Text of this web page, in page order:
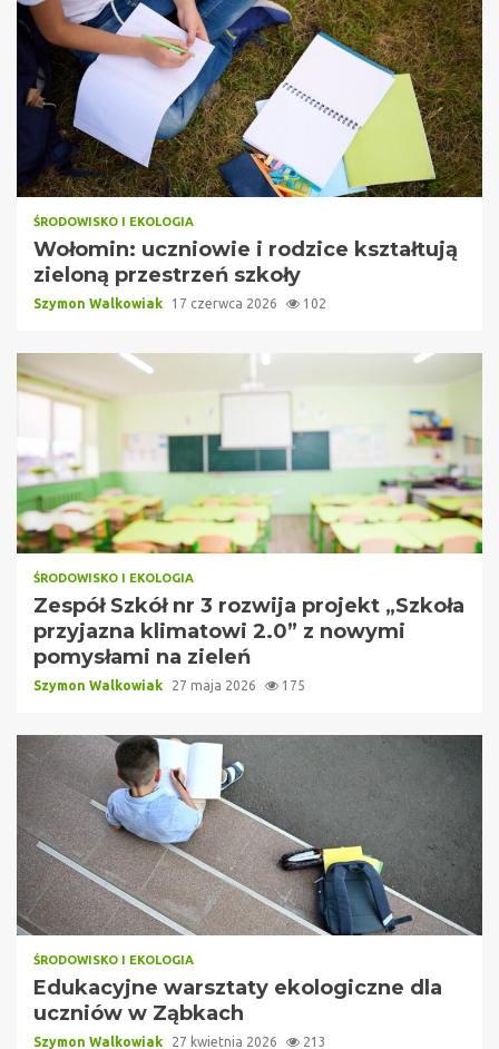
ŚRODOWISKO I EKOLOGIA
Wołomin: uczniowie i rodzice kształtują
zieloną przestrzeń szkoły
Szymon Walkowiak 17 czerwca 2026 102
ŚRODOWISKO I EKOLOGIA
Zespół Szkół nr 3 rozwija projekt „Szkoła
przyjazna klimatowi 2.0” z nowymi
pomysłami na zieleń
Szymon Walkowiak 27 maja 2026 175
ŚRODOWISKO I EKOLOGIA
Edukacyjne warsztaty ekologiczne dla
uczniów w Ząbkach
Szymon Walkowiak 27 kwietnia 2026 213